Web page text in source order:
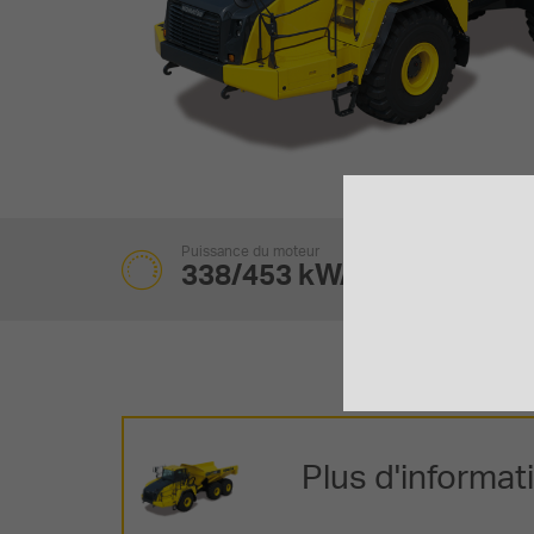
Puissance du moteur
338/453 kW/HP
Plus